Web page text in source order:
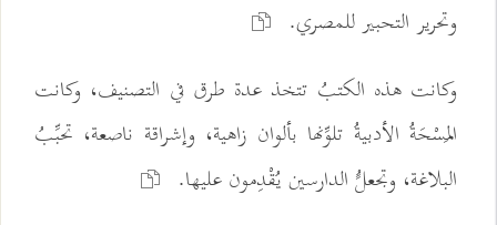
وتحرير التحبير للمصري.
وكانت هذه الكتبُ تتخذ عدة طرق في التصنيف، وكانت
المَسْحَةُ الأدبيةُ تلوِّنها بألوان زاهية، وإشراقة ناصعة، تحبِّبُ
البلاغة، وتجعلًُ الدارسين يُقْدِمون عليها.